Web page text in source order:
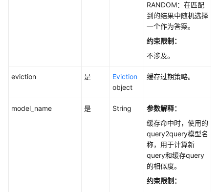
RANDOM：在匹配
到的结果中随机选择
一个作为答案。
约束限制：
不涉及。
eviction 是
Eviction
object
缓存过期策略。
model_name 是 String
参数解释：
缓存命中时，使用的
query2query模型名
称，用于计算新
query和缓存query
的相似度。
约束限制：